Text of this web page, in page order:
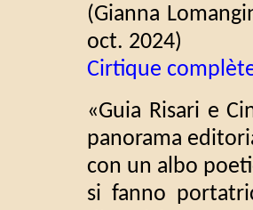
(Gianna
oct. 2024)
Cirtique
«Guia Risari e
panorama
con un albo
si fanno